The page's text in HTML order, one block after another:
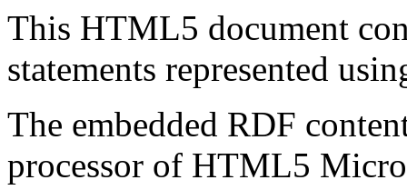
This HTML5 document
statements represented
The embedded RDF
processor of HTML5